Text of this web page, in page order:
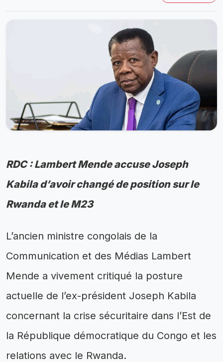
RDC : Lambert Mende accuse Joseph
Kabila d’avoir changé de position sur le
Rwanda et le M23
L’ancien ministre congolais de la
Communication et des Médias Lambert
Mende a vivement critiqué la posture
actuelle de l’ex-président Joseph Kabila
concernant la crise sécuritaire dans l’Est de
la République démocratique du Congo et les
relations avec le Rwanda.